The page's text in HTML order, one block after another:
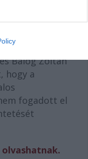
alkirály,
Imre.
Balog Zoltán
hogy a
fogadott el